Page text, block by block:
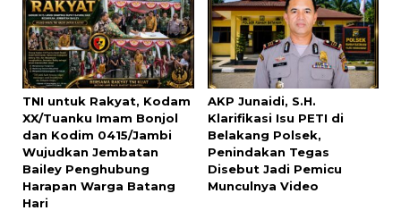
TNI untuk Rakyat, Kodam
XX/Tuanku Imam Bonjol
dan Kodim 0415/Jambi
Wujudkan Jembatan
Bailey Penghubung
Harapan Warga Batang
Hari
AKP Junaidi, S.H.
Klarifikasi Isu PETI di
Belakang Polsek,
Penindakan Tegas
Disebut Jadi Pemicu
Munculnya Video